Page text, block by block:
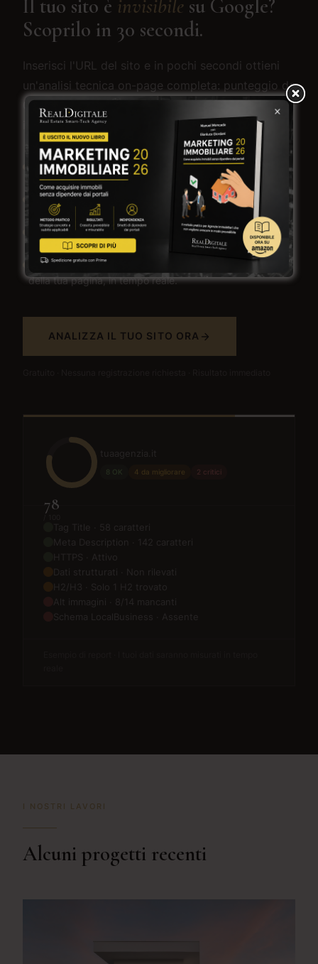
Il tuo sito è invisibile su Google?
Scoprilo in 30 secondi.
Inserisci l'URL del sito e in pochi secondi ottieni
un'analisi tecnica on-page completa: punteggio da
0 a 100, problemi critici e priorità concrete su cui
intervenire subito.
Audit tecnico on-page — Title, meta description, H1,
immagini, canonical, schema e molto altro.
Punteggio 0–100— Scopri dove sei adesso e cosa ti
impedisce di scalare su Google.
Priorità concrete
— Non solo problemi, ma cosa fare
prima per ottenere il massimo impatto.
Nessun dato inventato
— Tutto misurato sull'HTML reale
della tua pagina, in tempo reale.
ANALIZZA IL TUO SITO ORA
78
8 OK 4 da migliorare 2 critici
I NOSTRI LAVORI
Alcuni progetti recenti